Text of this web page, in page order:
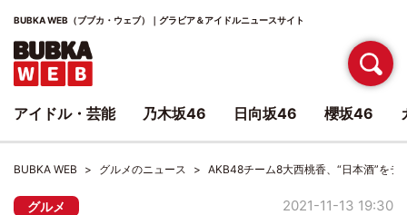
BUBKA WEB（ブブカ・ウェブ）｜グラビア＆アイドルニュースサイト
BUBKA WEB グルメのニュース AKB48チーム8大西桃香、“日本酒”を
グルメ 2021-11-13 19:30
アイドル・芸能 乃木坂46 日向坂46 櫻坂46